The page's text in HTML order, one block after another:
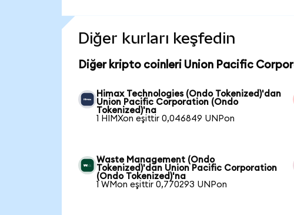
Diğer kurları keşfedin
Diğer kripto coinleri Union Pacific
Himax Technologies (Ondo Tokenized)'dan
Union Pacific Corporation (Ondo
Tokenized)'na
1 HIMXon eşittir 0,046849 UNPon
Waste Management (Ondo
Tokenized)'dan Union Pacific Corporation
(Ondo Tokenized)'na
1 WMon eşittir 0,770293 UNPon